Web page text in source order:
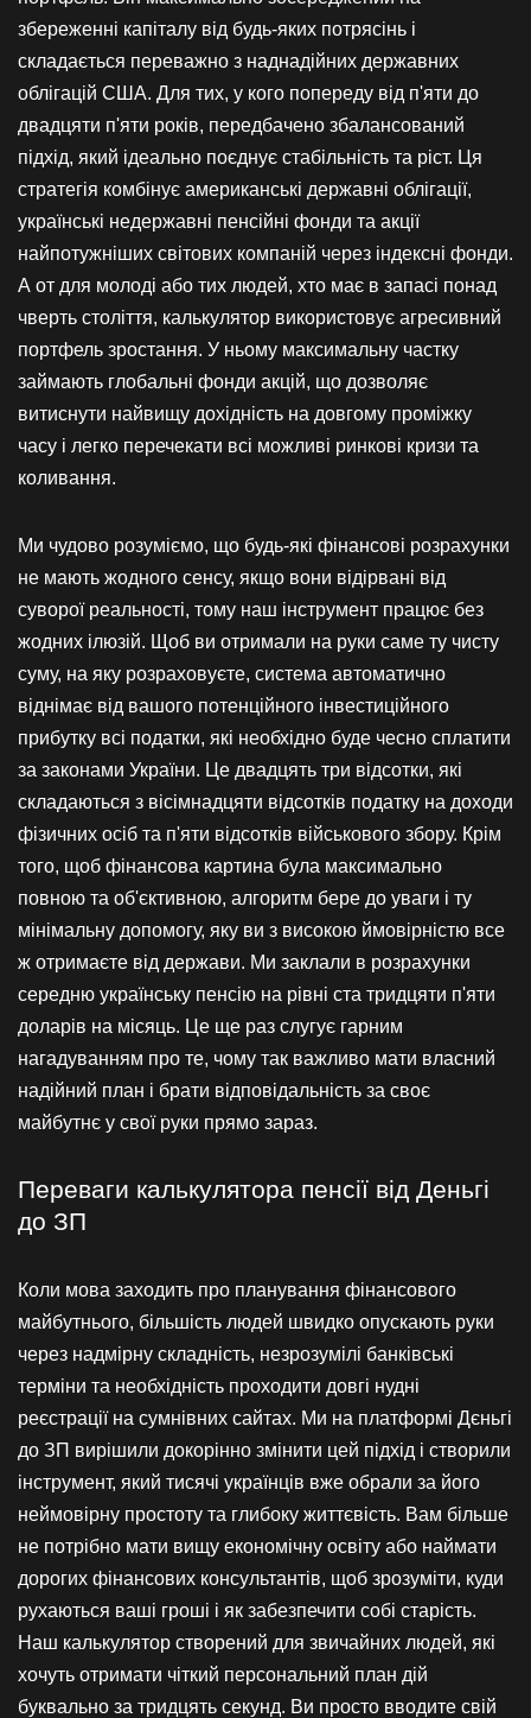
збереженні капіталу від будь-яких потрясінь і
складається переважно з наднадійних державних
облігацій США. Для тих, у кого попереду від п'яти до
двадцяти п'яти років, передбачено збалансований
підхід, який ідеально поєднує стабільність та ріст. Ця
стратегія комбінує американські державні облігації,
українські недержавні пенсійні фонди та акції
найпотужніших світових компаній через індексні фонди.
А от для молоді або тих людей, хто має в запасі понад
чверть століття, калькулятор використовує агресивний
портфель зростання. У ньому максимальну частку
займають глобальні фонди акцій, що дозволяє
витиснути найвищу дохідність на довгому проміжку
часу і легко перечекати всі можливі ринкові кризи та
коливання.
Ми чудово розуміємо, що будь-які фінансові розрахунки
не мають жодного сенсу, якщо вони відірвані від
суворої реальності, тому наш інструмент працює без
жодних ілюзій. Щоб ви отримали на руки саме ту чисту
суму, на яку розраховуєте, система автоматично
віднімає від вашого потенційного інвестиційного
прибутку всі податки, які необхідно буде чесно сплатити
за законами України. Це двадцять три відсотки, які
складаються з вісімнадцяти відсотків податку на доходи
фізичних осіб та п'яти відсотків військового збору. Крім
того, щоб фінансова картина була максимально
повною та об'єктивною, алгоритм бере до уваги і ту
мінімальну допомогу, яку ви з високою ймовірністю все
ж отримаєте від держави. Ми заклали в розрахунки
середню українську пенсію на рівні ста тридцяти п'яти
доларів на місяць. Це ще раз слугує гарним
нагадуванням про те, чому так важливо мати власний
надійний план і брати відповідальність за своє
майбутнє у свої руки прямо зараз.
Переваги калькулятора пенсії від Деньгі
до ЗП
Коли мова заходить про планування фінансового
майбутнього, більшість людей швидко опускають руки
через надмірну складність, незрозумілі банківські
терміни та необхідність проходити довгі нудні
реєстрації на сумнівних сайтах. Ми на платформі Дєньгі
до ЗП вирішили докорінно змінити цей підхід і створили
інструмент, який тисячі українців вже обрали за його
неймовірну простоту та глибоку життєвість. Вам більше
не потрібно мати вищу економічну освіту або наймати
дорогих фінансових консультантів, щоб зрозуміти, куди
рухаються ваші гроші і як забезпечити собі старість.
Наш калькулятор створений для звичайних людей, які
хочуть отримати чіткий персональний план дій
буквально за тридцять секунд. Ви просто вводите свій